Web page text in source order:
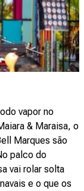
vapor no
& Maraisa, o
Marques são
palco do
vai rolar solta
e o que os